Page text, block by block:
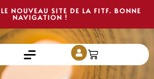
NOUVEAU SITE DE LA FITF. BONNE
NAVIGATION !